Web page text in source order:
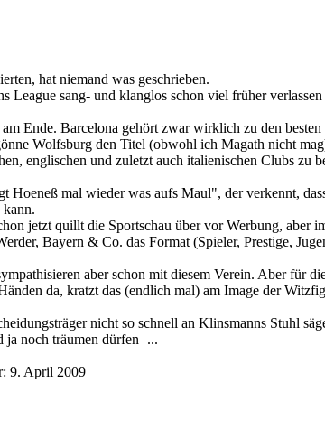
hat niemand was geschrieben.
League sang- und klanglos schon viel früher
Ende. Barcelona gehört zwar wirklich zu den
Wolfsburg den Titel (obwohl ich Magath nicht
englischen und zuletzt auch italienischen Clubs zu
mal wieder was aufs Maul", der verkennt,
kann.
jetzt quillt die Sportschau über vor Werbung,
Bayern & Co. das Format (Spieler, Prestige,
aber schon mit diesem Verein. Aber für
da, kratzt das (endlich mal) am Image der
nicht so schnell an Klinsmanns Stuhl
ja noch träumen dürfen
...
9. April 2009